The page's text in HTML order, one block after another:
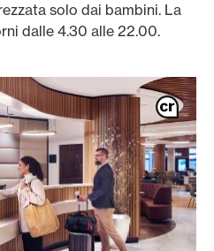
solo dai bambini. La
dalle 4.30 alle 22.00.